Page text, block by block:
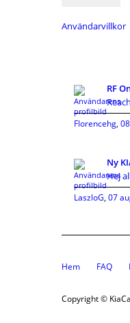
Användarvillkor
Florencehg,
Ny
LaszloG, 07
Hem FAQ
Copyright ©